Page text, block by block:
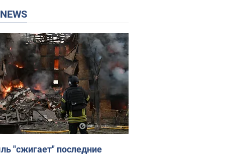
NEWS
"сжигает" последние